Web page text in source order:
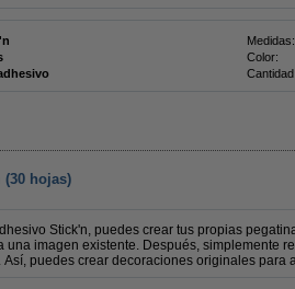
Medidas:
Color:
Cantidad:
(30 hojas)
Stick'n, puedes crear tus propias
una imagen existente. Después, simplemente
puedes crear decoraciones originales para